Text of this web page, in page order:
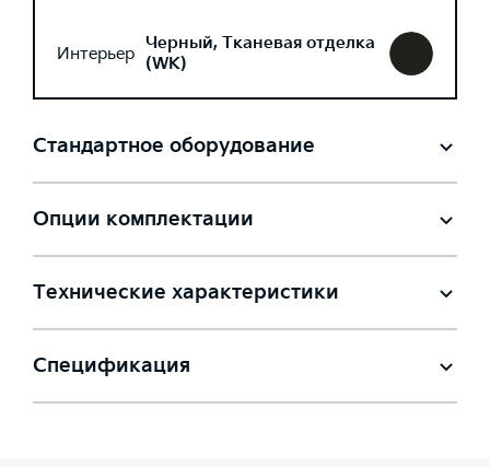
Интерьер Черный, Тканевая отделка
(WK)
Стандартное оборудование
Опции комплектации
Технические характеристики
Спецификация